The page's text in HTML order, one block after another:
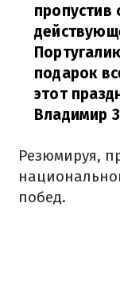
пропустив
подарок
этот
Владимир
Резюмируя,
побед.